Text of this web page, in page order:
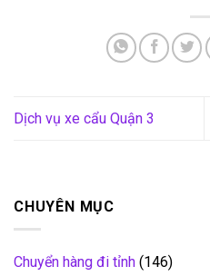
Dịch vụ xe cẩu Quận 3
CHUYÊN MỤC
Chuyển hàng đi tỉnh (146)